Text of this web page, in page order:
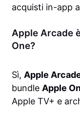
acquisti in-app
Apple Arcade
One?
Sì, Apple
bundle Apple
Apple TV+ e